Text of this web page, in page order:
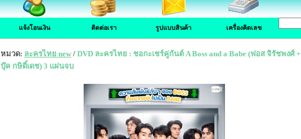
แจ้งโอนเงิน ติดต่อเรา รูปแบบสินค้า เครื่องคิดเลข
หมวด: ละครไทย new / DVD ละครไทย : ชอกะเชร์คู่กันต์ A Boss and a Babe (ฟอส จิรัชพงศ์ +
บุ๊ค กษิดิ์เดช) 3 แผ่นจบ